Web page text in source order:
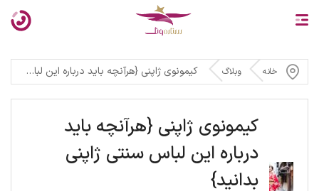
خانه وبلاگ کیمونوی ژاپنی {هرآنچه باید درباره این لباس سنتی ژاپنی بدانید}
کیمونوی ژاپنی {هرآنچه باید
درباره این لباس سنتی ژاپنی
بدانید}